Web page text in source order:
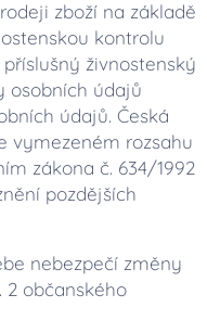
zboží na základě
kontrolu
živnostenský
osobních údajů
údajů. Česká
vymezeném rozsahu
zákona č. 634/1992
pozdějších
nebezpečí změny
2 občanského